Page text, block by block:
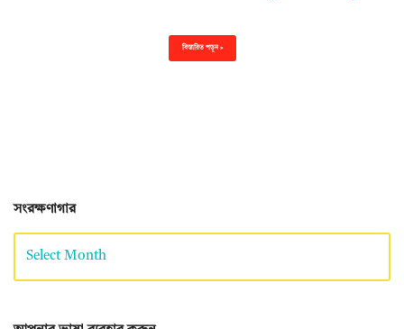
বিস্তারিত পড়ুন »
সংরক্ষণাগার